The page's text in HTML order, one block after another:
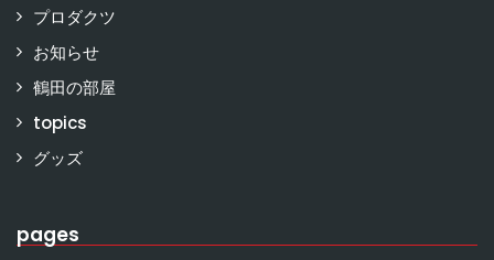
プロダクツ
お知らせ
鶴田の部屋
topics
グッズ
pages